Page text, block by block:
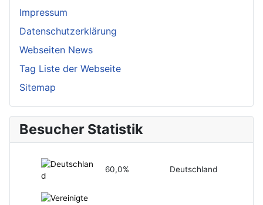
Impressum
Datenschutzerklärung
Webseiten News
Tag Liste der Webseite
Sitemap
Besucher Statistik
60,0% Deutschland